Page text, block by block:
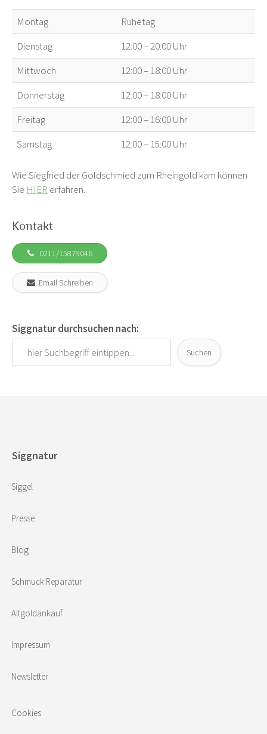
Montag
Ruhetag
Dienstag
12:00 – 20:00 Uhr
Mittwoch
12:00 – 18:00 Uhr
Donnerstag
12:00 – 18:00 Uhr
Freitag
12:00 – 16:00 Uhr
Samstag
12:00 – 15:00 Uhr
Wie Siegfried der Goldschmied zum Rheingold kam können
Sie HIER erfahren.
Kontakt
0211/15879046
Email Schreiben
Siggnatur durchsuchen nach:
Suchen
Siggnatur
Siggel
Presse
Blog
Schmuck Reparatur
Altgoldankauf
Impressum
Newsletter
Cookies